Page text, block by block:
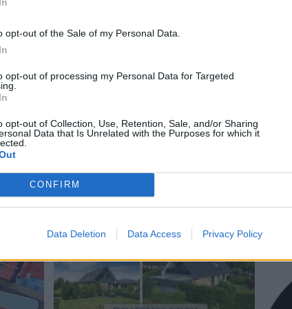
opt-out of the Sale of my Personal Data.
opt-out of processing my Personal Data for Targeted
opt-out of Collection, Use, Retention, Sale, and/or Sharing
Data that Is Unrelated with the Purposes for which it
CONFIRM
Data Deletion Data Access Privacy Policy
går med børnene i vandet.
noget sjovt i fællesskab, og
badetur ikke bør foregå alene, men
Del artikel